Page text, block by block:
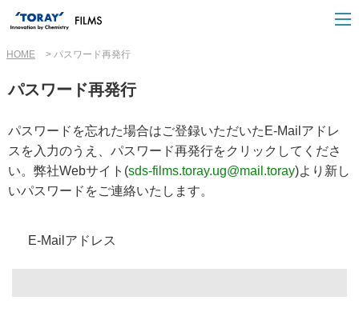
HOME パスワード再発行
パスワード再発行
パスワードを忘れた場合はご登録いただいたE-Mailアドレ
スを入力のうえ、パスワード再発行をクリックしてくださ
い。弊社Webサイト(sds-films.toray.ug@mail.toray)より新し
いパスワードをご連絡いたします。
E-Mailアドレス